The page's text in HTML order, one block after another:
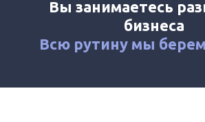
Москва +7
Долгопрудный +7
Вы занимаетесь
бизнеса
Всю рутину мы